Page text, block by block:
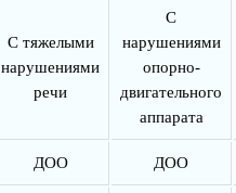
С тяжелыми
нарушениями
речи
С
нарушениями
опорно-
двигательного
аппарата
ДОО ДОО